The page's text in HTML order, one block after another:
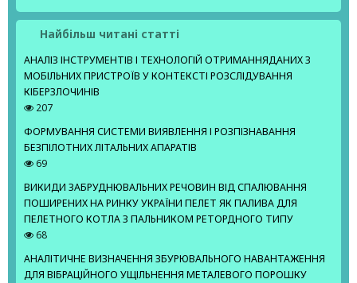
Найбільш читані статті
АНАЛІЗ ІНСТРУМЕНТІВ І ТЕХНОЛОГІЙ ОТРИМАННЯДАНИХ З
МОБІЛЬНИХ ПРИСТРОЇВ У КОНТЕКСТІ РОЗСЛІДУВАННЯ
КІБЕРЗЛОЧИНІВ
207
ФОРМУВАННЯ СИСТЕМИ ВИЯВЛЕННЯ І РОЗПІЗНАВАННЯ
БЕЗПІЛОТНИХ ЛІТАЛЬНИХ АПАРАТІВ
69
ВИКИДИ ЗАБРУДНЮВАЛЬНИХ РЕЧОВИН ВІД СПАЛЮВАННЯ
ПОШИРЕНИХ НА РИНКУ УКРАЇНИ ПЕЛЕТ ЯК ПАЛИВА ДЛЯ
ПЕЛЕТНОГО КОТЛА З ПАЛЬНИКОМ РЕТОРДНОГО ТИПУ
68
АНАЛІТИЧНЕ ВИЗНАЧЕННЯ ЗБУРЮВАЛЬНОГО НАВАНТАЖЕННЯ
ДЛЯ ВІБРАЦІЙНОГО УЩІЛЬНЕННЯ МЕТАЛЕВОГО ПОРОШКУ